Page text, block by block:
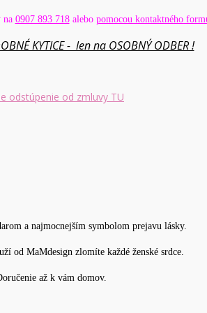
na 0907 893 718alebo pomocou kontaktného
KYTICE - len na OSOBNÝ ODBER !
odstúpenie od zmluvy TU
a najmocnejším symbolom prejavu lásky.
od MaMdesign zlomíte každé ženské srdce.
až k vám domov.